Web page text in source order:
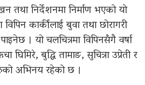
तथा निर्देशनमा निर्माण भएको यो
कार्कीलाई बुवा तथा छोरागरी
। यो चलचित्रमा विपिनसँगै वर्षा
घिमिरे, बुद्धि तामाङ, सुचित्रा उप्रेती र
अभिनय रहेको छ ।